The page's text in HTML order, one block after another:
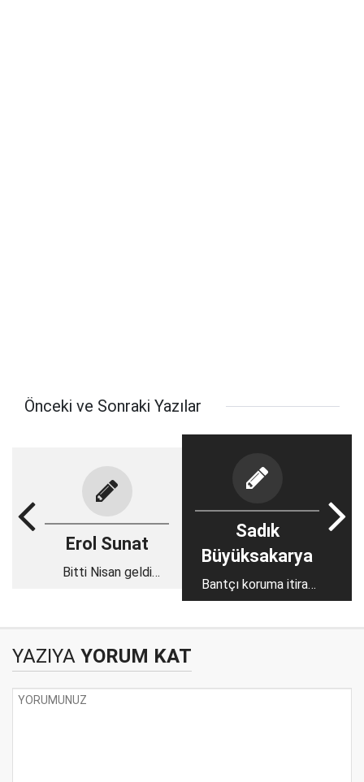
Önceki ve Sonraki Yazılar
Erol Sunat
Bitti Nisan geldi
Sadık
Büyüksakarya
Bantçı koruma itiraf
etti
YAZIYA YORUM KAT